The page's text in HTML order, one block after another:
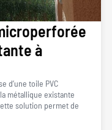
à
d’une toile PVC
métallique existante
solution permet de